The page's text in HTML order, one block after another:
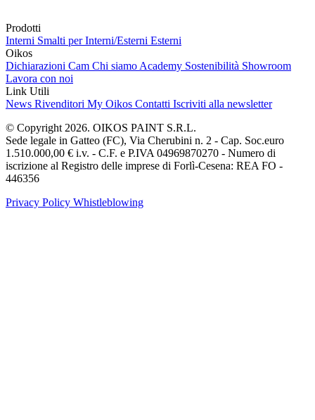
Prodotti
Interni Smalti per Interni/Esterni Esterni
Oikos
Dichiarazioni Cam Chi siamo Academy Sostenibilità Showroom
Lavora con noi
Link Utili
News Rivenditori My Oikos Contatti Iscriviti alla newsletter
© Copyright 2026. OIKOS PAINT S.R.L.
Sede legale in Gatteo (FC), Via Cherubini n. 2 - Cap. Soc.euro
1.510.000,00 € i.v. - C.F. e P.IVA 04969870270 - Numero di
iscrizione al Registro delle imprese di Forlì-Cesena: REA FO -
446356
Privacy Policy Whistleblowing